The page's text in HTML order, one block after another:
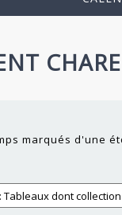
marqués d'une